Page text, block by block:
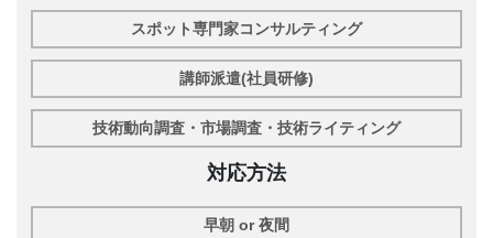
スポット専門家コンサルティング
講師派遣(社員研修)
技術動向調査・市場調査・技術ライティング
対応方法
早朝 or 夜間